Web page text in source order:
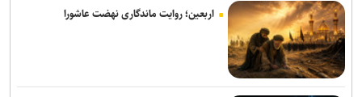
اربعین؛ روایت ماندگاری نهضت عاشورا